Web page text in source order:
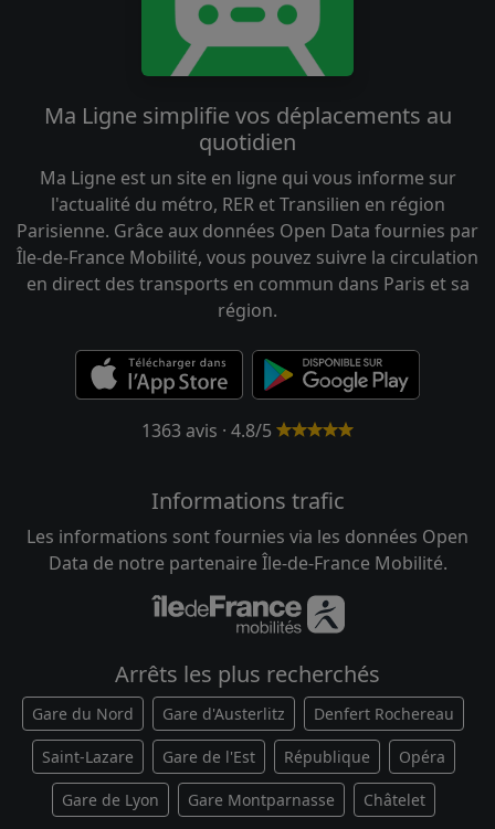
Ma Ligne simplifie vos déplacements au
quotidien
Ma Ligne est un site en ligne qui vous informe sur
l'actualité du métro, RER et Transilien en région
Parisienne. Grâce aux données Open Data fournies par
Île-de-France Mobilité, vous pouvez suivre la circulation
en direct des transports en commun dans Paris et sa
région.
1363 avis · 4.8/5
Informations trafic
Les informations sont fournies via les données Open
Data de notre partenaire Île-de-France Mobilité.
Arrêts les plus recherchés
Gare du Nord Gare d'Austerlitz Denfert Rochereau
Saint-Lazare Gare de l'Est République Opéra
Gare de Lyon Gare Montparnasse Châtelet